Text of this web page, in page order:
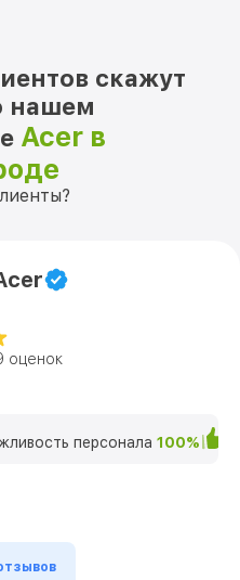
скажут
нашем
Acer в
оценок
персонала 100%